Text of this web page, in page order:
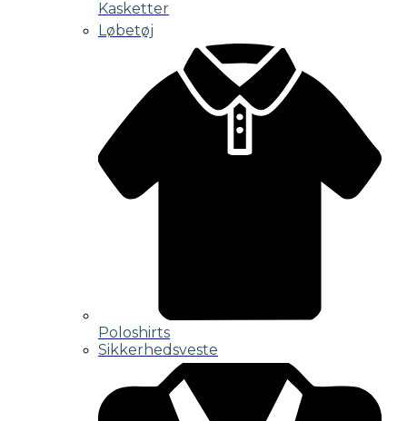
Kasketter
Løbetøj
Poloshirts
Sikkerhedsveste